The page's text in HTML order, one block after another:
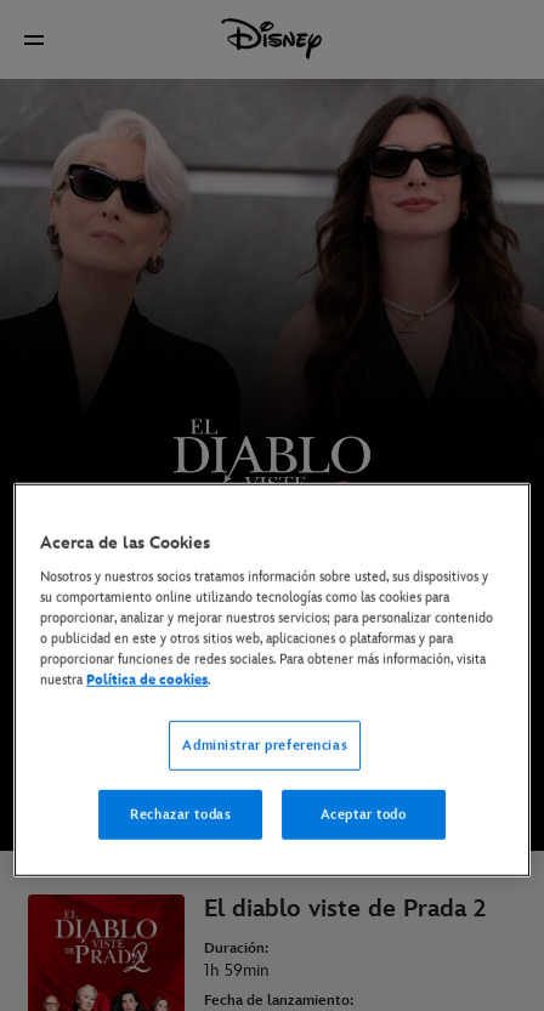
Ya disponible en Disney+*, DVD, Blu-ray y compra
digital
DISFRÚTALA EN DISNEY+
COMPRAR LA PELÍCULA
* Imprescindible tener una suscripción | Planes desde solo 6,99€ al mes
El diablo viste de Prada 2
Duración:
1h 59min
Fecha de lanzamiento:
Acerca de las Cookies
Nosotros y nuestros socios tratamos información sobre usted, sus dispositivos y
su comportamiento online utilizando tecnologías como las cookies para
proporcionar, analizar y mejorar nuestros servicios; para personalizar contenido
o publicidad en este y otros sitios web, aplicaciones o plataformas y para
proporcionar funciones de redes sociales. Para obtener más información, visita
nuestraPolítica de cookies.
Administrar preferencias
Rechazar todas Aceptar todo